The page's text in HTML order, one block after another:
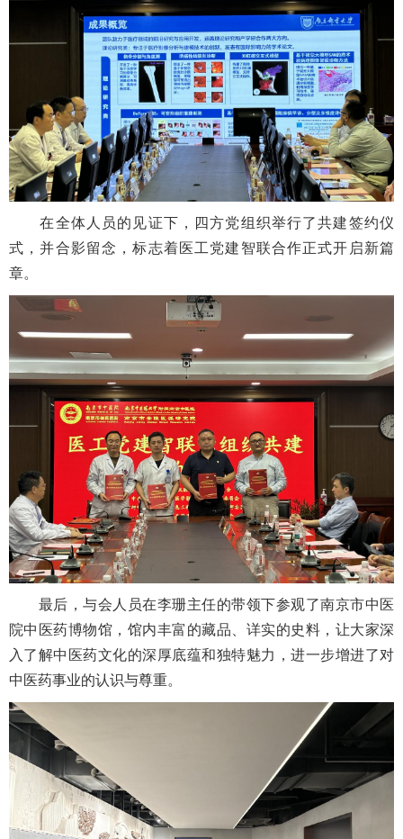
在全体人员的见证下，四方党组织举行了共建签约仪
式，并合影留念，标志着医工党建智联合作正式开启新篇
章。
最后，与会人员在李珊主任的带领下参观了南京市中医
院中医药博物馆，馆内丰富的藏品、详实的史料，让大家深
入了解中医药文化的深厚底蕴和独特魅力，进一步增进了对
中医药事业的认识与尊重。